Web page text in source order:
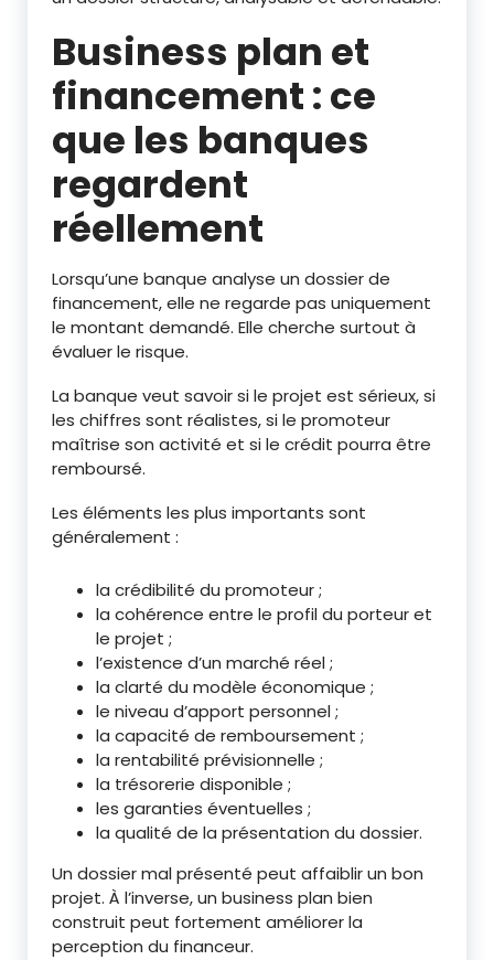
Business plan et
financement : ce
que les banques
regardent
réellement
Lorsqu’une banque analyse un dossier de
financement, elle ne regarde pas uniquement
le montant demandé. Elle cherche surtout à
évaluer le risque.
La banque veut savoir si le projet est sérieux, si
les chiffres sont réalistes, si le promoteur
maîtrise son activité et si le crédit pourra être
remboursé.
Les éléments les plus importants sont
généralement :
la crédibilité du promoteur ;
la cohérence entre le profil du porteur et
le projet ;
l’existence d’un marché réel ;
la clarté du modèle économique ;
le niveau d’apport personnel ;
la capacité de remboursement ;
la rentabilité prévisionnelle ;
la trésorerie disponible ;
les garanties éventuelles ;
la qualité de la présentation du dossier.
Un dossier mal présenté peut affaiblir un bon
projet. À l’inverse, un business plan bien
construit peut fortement améliorer la
perception du financeur.